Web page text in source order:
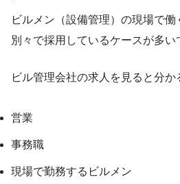
ビルメン（設備管理）の現場で働
別々で採用しているケースが多い
ビル管理会社の求人を見ると分か
営業
事務職
現場で勤務するビルメン